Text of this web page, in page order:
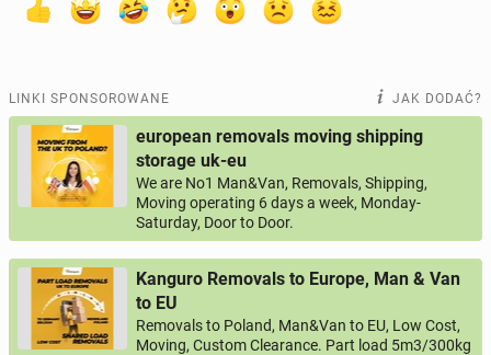
LINKI SPONSOROWANE JAK DODAĆ?
european removals moving shipping
storage uk-eu
We are No1 Man&Van, Removals, Shipping,
Moving operating 6 days a week, Monday-
Saturday, Door to Door.
Kanguro Removals to Europe, Man & Van
to EU
Removals to Poland, Man&Van to EU, Low Cost,
Moving, Custom Clearance. Part load 5m3/300kg